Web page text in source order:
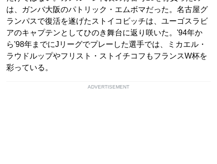
は、ガンバ大阪のパトリック・エムボマだった。名古屋グ
ランパスで復活を遂げたストイコビッチは、ユーゴスラビ
アのキャプテンとしてひのき舞台に返り咲いた。'94年か
ら'98年までにJリーグでプレーした選手では、ミカエル・
ラウドルップやフリスト・ストイチコフもフランスW杯を
彩っている。
ADVERTISEMENT